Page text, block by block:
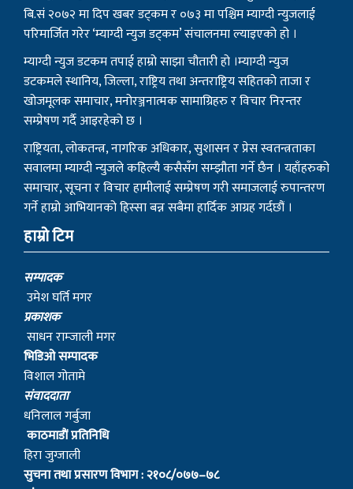
सम्पादक
उमेश घर्ति मगर
प्रकाशक
साधन राम्जाली मगर
भिडिओ सम्पादक
विशाल गोतामे
स‌ंवाददाता
धनिलाल गर्बुजा
काठमाडाैं प्रतिनिधि
हिरा जुग्जाली
सुचना तथा प्रसारण विभाग : २१०८/०७७–७८
संस्थापक
– बागबिर चोचाङ्गे पुन मगर
– शेर बहादुर सुतपहरे घर्ति मगर
– निराजन राम्जाली मगर
– लोकेन्द्र सुतपहरे घर्ति मगर
– रबहादुर राम्जालि मगर
© 2022 myagdinews.com, All Right Reserved.